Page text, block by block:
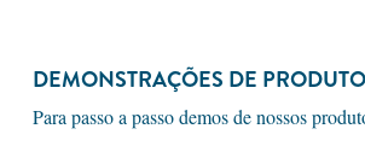
DEMONSTRAÇÕES DE
Para passo a passo demos de nossos